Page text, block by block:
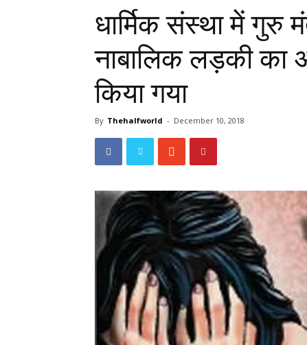
धार्मिक संस्था में गुरु
नाबालिक लड़की का
किया गया
By Thehalfworld - December 10, 2018